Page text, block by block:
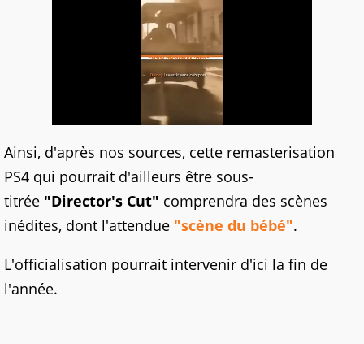
Ainsi, d'après nos sources, cette remasterisation
PS4 qui pourrait d'ailleurs être sous-
titrée "Director's Cut" comprendra des scènes
inédites, dont l'attendue "scène du bébé".
L'officialisation pourrait intervenir d'ici la fin de
l'année.